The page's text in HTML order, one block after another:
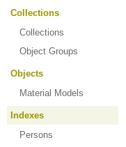
Collections
Collections
Object Groups
Objects
Material Models
Indexes
Persons